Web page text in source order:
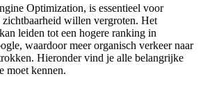
Optimization, is essentieel voor
willen vergroten. Het
leiden tot een hogere ranking in
waardoor meer organisch verkeer naar
Hieronder vind je alle belangrijke
moet kennen.